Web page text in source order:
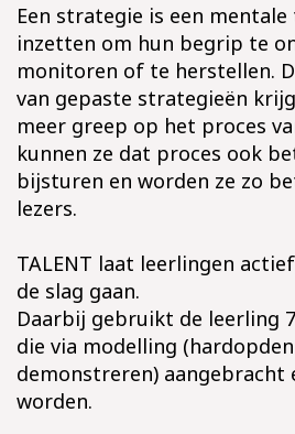
Een strategie is een
inzetten om hun begrip te
monitoren of te herstellen.
van gepaste strategieën
meer greep op het proces
kunnen ze dat proces ook
bijsturen en worden ze zo
lezers.
TALENT laat leerlingen
de slag gaan.
Daarbij gebruikt de leerling
die via modelling
demonstreren) aangebracht
worden.